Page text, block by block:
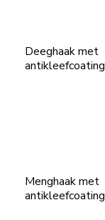
Deeghaak met
antikleefcoating
Menghaak met
antikleefcoating